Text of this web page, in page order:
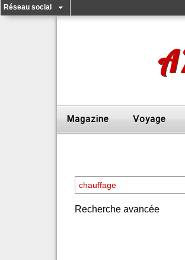
Réseau social
Magazine Voyage
Recherche avancée